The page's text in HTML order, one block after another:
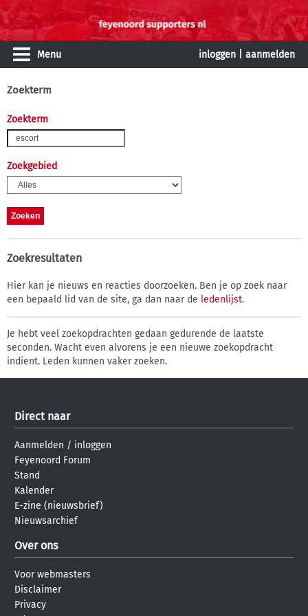
Menu inloggen aanmelden
Zoekterm
Zoekterm
Zoekgebied
Zoekresultaten
Hier kan je nieuws en reacties doorzoeken. Ben je op zoek naar
een bepaald lid van de site, ga dan naar de ledenlijst.
Je hebt veel zoekopdrachten gedaan gedurende de laatste
seconden. Wacht even alvorens je een nieuwe zoekopdracht
indient. Leden kunnen vaker zoeken.
Direct naar
Aanmelden / inloggen
Feyenoord Forum
Stand
Kalender
E-zine (nieuwsbrief)
Nieuwsarchief
Over ons
Voor webmasters
Disclaimer
Privacy